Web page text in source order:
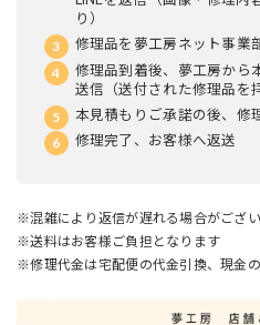
り）
修理品を夢工房ネット事業
修理品到着後、夢工房から
送信（送付された修理品を
本見積もりご承諾の後、修
修理完了、お客様へ返送
※混雑により返信が遅れる場合がござ
※送料はお客様ご負担となります
※修理代金は宅配便の代金引換、現金